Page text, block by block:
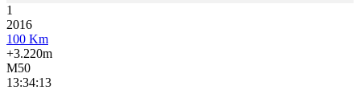
1
2016
100 Km
+3.220m
M50
13:34:13